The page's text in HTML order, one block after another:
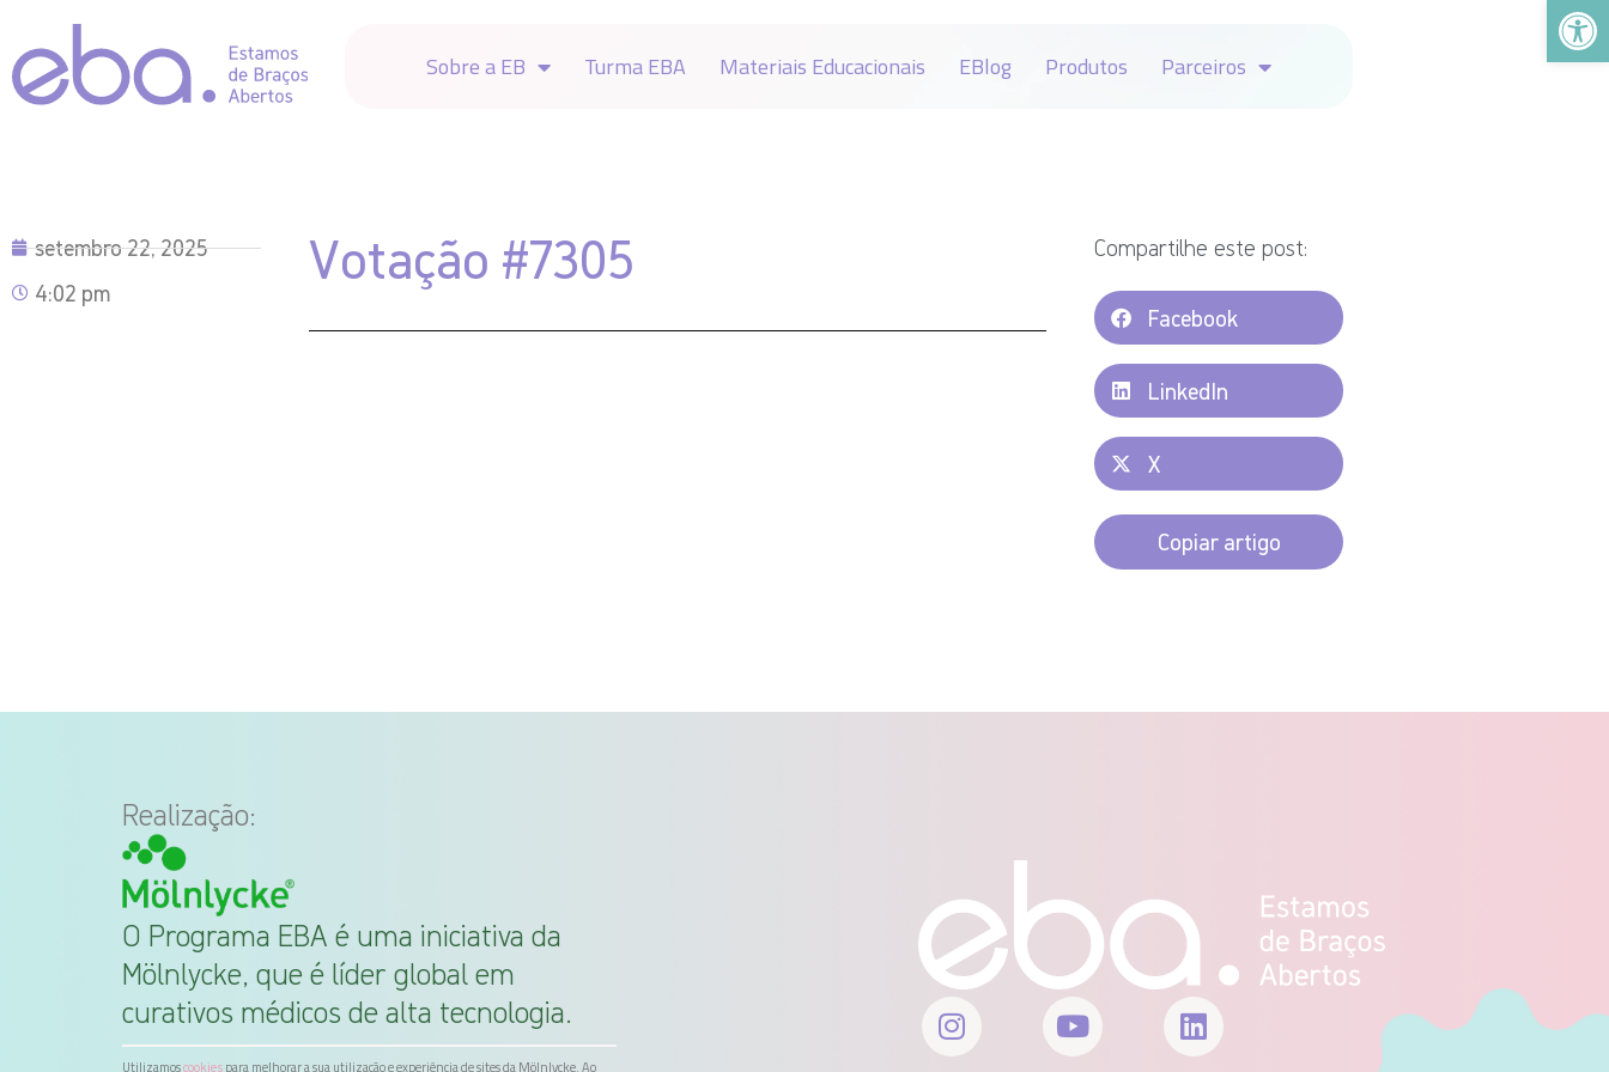
Abrir
Sobre a EB Turma EBA Materiais Educacionais EBlog Produtos Parceiros
setembro 22, 2025
4:02 pm
Votação #7305 Compartilhe este post:
Facebook
LinkedIn
X
Copiar artigo
Realização:
O Programa EBA é uma iniciativa da
Mölnlycke, que é líder global em
curativos médicos de alta tecnologia.
Utilizamoscookies para melhorar a sua utilização e experiência de sites da Mölnlycke. Ao